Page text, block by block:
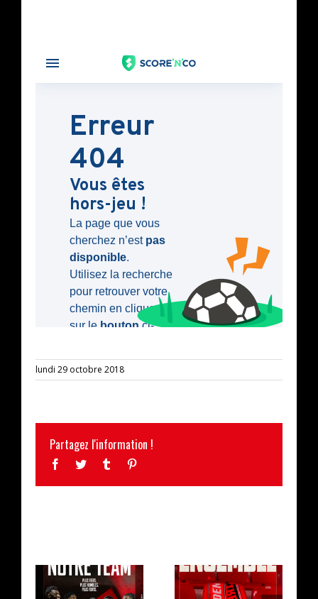
lundi 29 octobre 2018
Partagez l'information !
Facebook
Twitter Tumblr